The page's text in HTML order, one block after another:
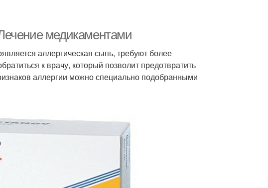
медикаментами
аллергическая сыпь, требуют более
к врачу, который позволит предотвратить
аллергии можно специально подобранными